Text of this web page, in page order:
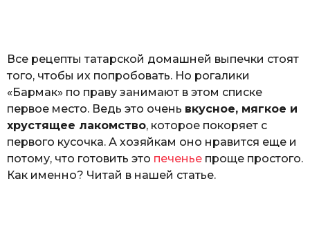
р
к
л
ю
к
Все рецепты татарской домашней выпечки стоят
того, чтобы их попробовать. Но рогалики
«Бармак» по праву занимают в этом списке
первое место. Ведь это очень вкусное, мягкое и
хрустящее лакомство, которое покоряет с
первого кусочка. А хозяйкам оно нравится еще и
потому, что готовить это печенье проще простого.
Как именно? Читай в нашей статье.